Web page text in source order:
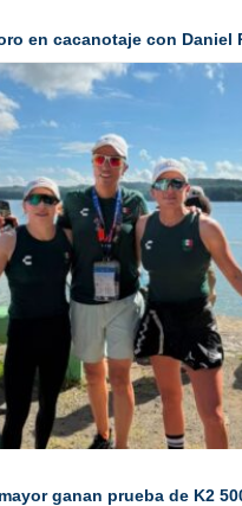
en cacanotaje con Daniel
ganan prueba de K2